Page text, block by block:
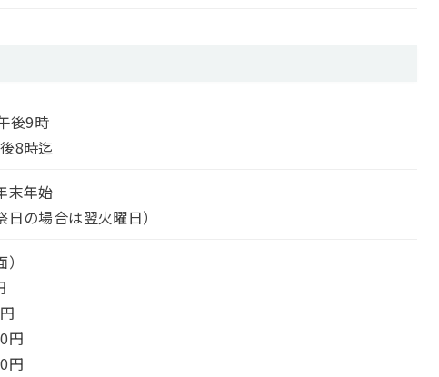
後9時
8時迄
末年始
日の場合は翌火曜日）
円
円